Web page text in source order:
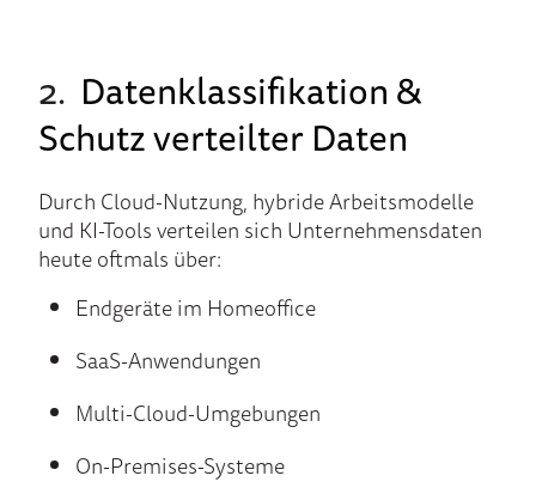
2. Datenklassifikation &
Schutz verteilter Daten
Durch Cloud-Nutzung, hybride Arbeitsmodelle
und KI-Tools verteilen sich Unternehmensdaten
heute oftmals über:
Endgeräte im Homeoffice
SaaS-Anwendungen
Multi-Cloud-Umgebungen
On-Premises-Systeme